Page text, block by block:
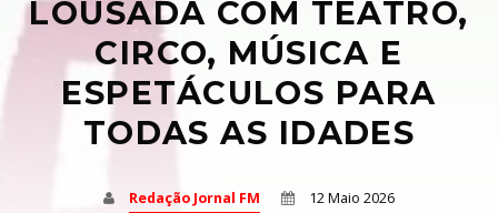
Twitter
LOUSADA COM TEATRO,
CIRCO, MÚSICA E
ESPETÁCULOS PARA
TODAS AS IDADES
Redação Jornal FM 12 Maio 2026